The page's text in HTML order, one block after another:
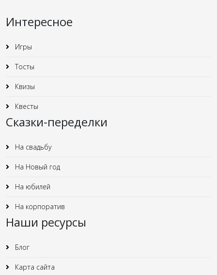
Интересное
Игры
Тосты
Квизы
Квесты
Сказки-переделки
На свадьбу
На Новый год
На юбилей
На корпоратив
Наши ресурсы
Блог
Карта сайта